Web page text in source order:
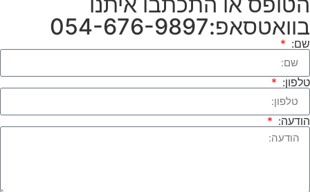
בוואטסאפ:054-676-9897
שם:
טלפון:
הודעה: